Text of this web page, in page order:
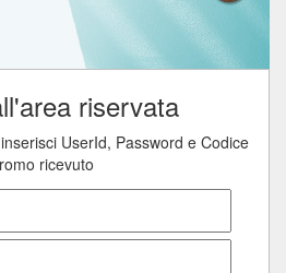
riservata
UserId, Password e Codice
ricevuto